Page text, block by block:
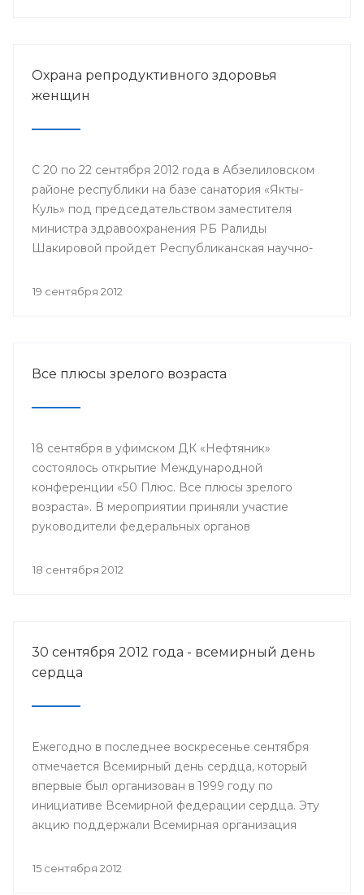
Охрана репродуктивного здоровья
женщин
С 20 по 22 сентября 2012 года в Абзелиловском
районе республики на базе санатория «Якты-
Куль» под председательством заместителя
министра здравоохранения РБ Ралиды
Шакировой пройдет Республиканская научно-
репродуктивного здоровья женщин и питание
19 сентября 2012
Все плюсы зрелого возраста
18 сентября в уфимском ДК «Нефтяник»
состоялось открытие Международной
конференции «50 Плюс. Все плюсы зрелого
возраста». В мероприятии приняли участие
руководители федеральных органов
самоуправления, представители международных
18 сентября 2012
30 сентября 2012 года - всемирный день
сердца
Ежегодно в последнее воскресенье сентября
отмечается Всемирный день сердца, который
впервые был организован в 1999 году по
инициативе Всемирной федерации сердца. Эту
акцию поддержали Всемирная организация
организации.
15 сентября 2012